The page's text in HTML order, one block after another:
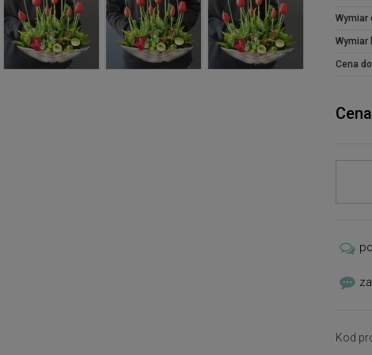
Wymiar
Wymiar
Cena
Kod